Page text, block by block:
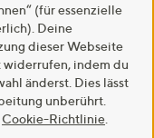
(für essenzielle
Deine
dieser Webseite
indem du
änderst. Dies lässt
unberührt.
Cookie-Richtlinie